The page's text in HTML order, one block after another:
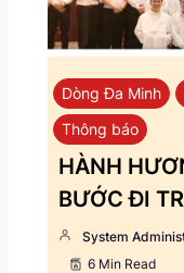
Dòng Đa Minh
Thông báo
HÀNH
BƯỚC ĐI
System
6 Min Read